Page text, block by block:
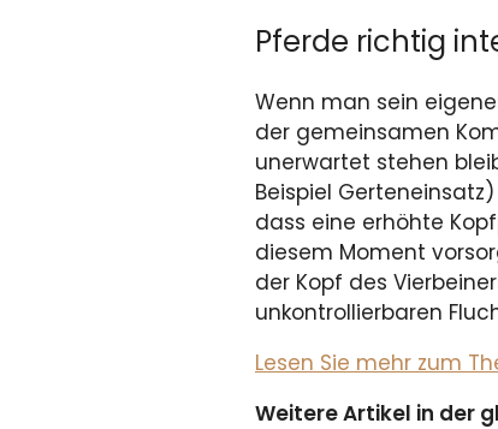
Pferde richtig
Wenn man sein
der gemeinsamen
unerwartet stehen
Beispiel
dass eine erhöhte
diesem Moment
der Kopf des
unkontrollierbaren
Lesen Sie mehr zum
Weitere Artikel in der